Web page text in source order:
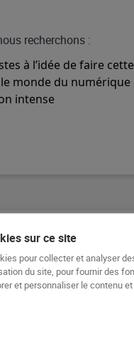
recherchons :
à l’idée de faire
monde du
intense
sur ce site
pour collecter et analyser
du site, pour fournir des
et personnaliser le contenu